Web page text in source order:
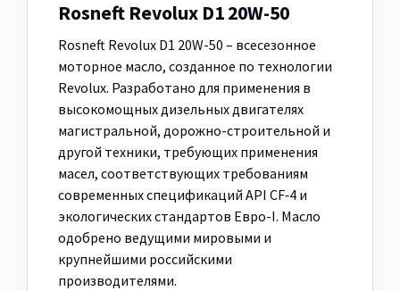
Rosneft Revolux D1 20W-50
Rosneft Revolux D1 20W-50 – всесезонное
моторное масло, созданное по технологии
Revolux. Разработано для применения в
высокомощных дизельных двигателях
магистральной, дорожно-строительной и
другой техники, требующих применения
масел, соответствующих требованиям
современных спецификаций API CF‑4 и
экологических стандартов Евро-I. Масло
одобрено ведущими мировыми и
крупнейшими российскими
производителями.